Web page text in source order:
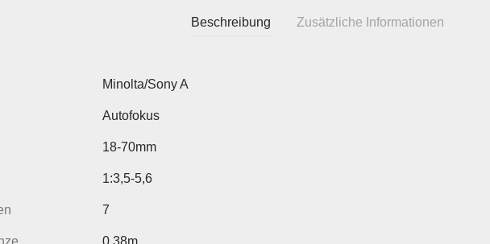
Beschreibung Zusätzliche Informationen
Minolta/Sony A
Autofokus
18-70mm
1:3,5-5,6
7
0,38m